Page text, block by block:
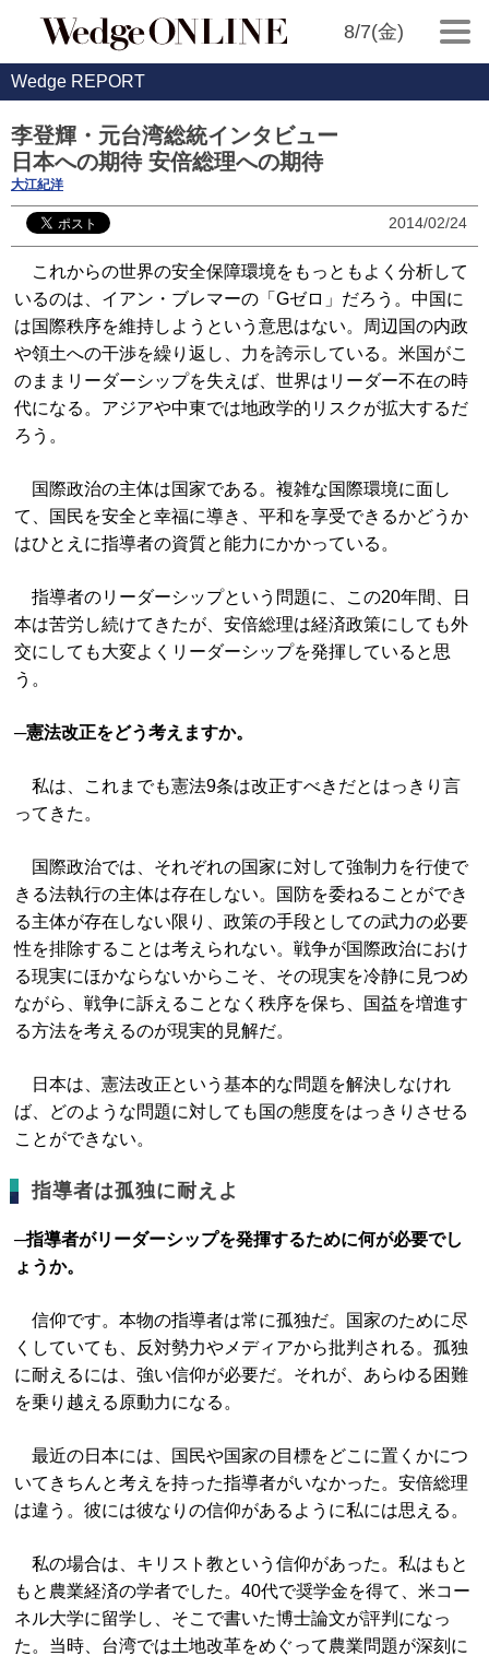
8/7(金)
Wedge REPORT
李登輝・元台湾総統インタビュー
日本への期待 安倍総理への期待
大江紀洋
2014/02/24
これからの世界の安全保障環境をもっともよく分析して
いるのは、イアン・ブレマーの「Gゼロ」だろう。中国に
は国際秩序を維持しようという意思はない。周辺国の内政
や領土への干渉を繰り返し、力を誇示している。米国がこ
のままリーダーシップを失えば、世界はリーダー不在の時
代になる。アジアや中東では地政学的リスクが拡大するだ
ろう。
国際政治の主体は国家である。複雑な国際環境に面し
て、国民を安全と幸福に導き、平和を享受できるかどうか
はひとえに指導者の資質と能力にかかっている。
指導者のリーダーシップという問題に、この20年間、日
本は苦労し続けてきたが、安倍総理は経済政策にしても外
交にしても大変よくリーダーシップを発揮していると思
う。
─憲法改正をどう考えますか。
私は、これまでも憲法9条は改正すべきだとはっきり言
ってきた。
国際政治では、それぞれの国家に対して強制力を行使で
きる法執行の主体は存在しない。国防を委ねることができ
る主体が存在しない限り、政策の手段としての武力の必要
性を排除することは考えられない。戦争が国際政治におけ
る現実にほかならないからこそ、その現実を冷静に見つめ
ながら、戦争に訴えることなく秩序を保ち、国益を増進す
る方法を考えるのが現実的見解だ。
日本は、憲法改正という基本的な問題を解決しなけれ
ば、どのような問題に対しても国の態度をはっきりさせる
ことができない。
指導者は孤独に耐えよ
─指導者がリーダーシップを発揮するために何が必要でし
ょうか。
信仰です。本物の指導者は常に孤独だ。国家のために尽
くしていても、反対勢力やメディアから批判される。孤独
に耐えるには、強い信仰が必要だ。それが、あらゆる困難
を乗り越える原動力になる。
最近の日本には、国民や国家の目標をどこに置くかにつ
いてきちんと考えを持った指導者がいなかった。安倍総理
は違う。彼には彼なりの信仰があるように私には思える。
私の場合は、キリスト教という信仰があった。私はもと
もと農業経済の学者でした。40代で奨学金を得て、米コー
ネル大学に留学し、そこで書いた博士論文が評判になっ
た。当時、台湾では土地改革をめぐって農業問題が深刻に